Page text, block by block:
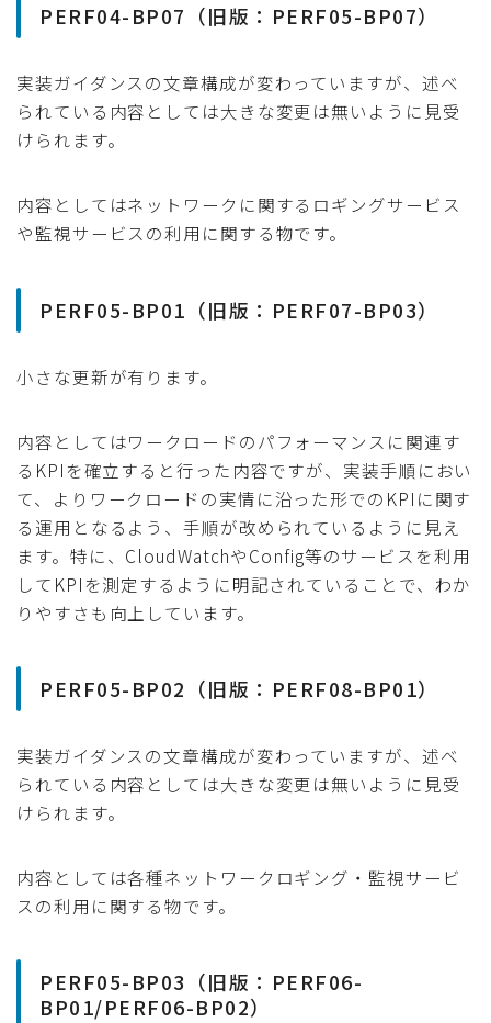
PERF04-BP07（旧版：PERF05-BP07）
実装ガイダンスの文章構成が変わっていますが、述べ
られている内容としては大きな変更は無いように見受
けられます。
内容としてはネットワークに関するロギングサービス
や監視サービスの利用に関する物です。
PERF05-BP01（旧版：PERF07-BP03）
小さな更新が有ります。
内容としてはワークロードのパフォーマンスに関連す
るKPIを確立すると行った内容ですが、実装手順におい
て、よりワークロードの実情に沿った形でのKPIに関す
る運用となるよう、手順が改められているように見え
ます。特に、CloudWatchやConfig等のサービスを利用
してKPIを測定するように明記されていることで、わか
りやすさも向上しています。
PERF05-BP02（旧版：PERF08-BP01）
実装ガイダンスの文章構成が変わっていますが、述べ
られている内容としては大きな変更は無いように見受
けられます。
内容としては各種ネットワークロギング・監視サービ
スの利用に関する物です。
PERF05-BP03（旧版：PERF06-
BP01/PERF06-BP02）